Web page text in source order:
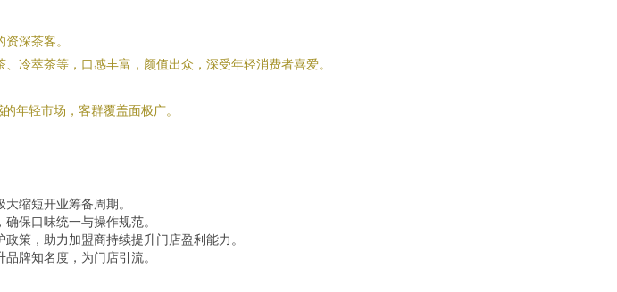
深茶客。
冷萃茶等，口感丰富，颜值出众，深受年轻消费者喜爱。
年轻市场，客群覆盖面极广。
缩短开业筹备周期。
保口味统一与操作规范。
策，助力加盟商持续提升门店盈利能力。
牌知名度，为门店引流。